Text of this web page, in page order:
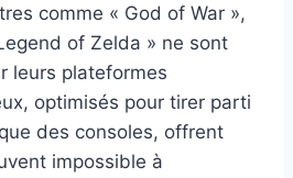
comme « God of War »,
of Zelda » ne sont
leurs plateformes
optimisés pour tirer parti
des consoles, offrent
impossible à